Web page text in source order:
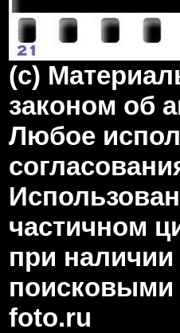
(c)
законом об
Любое
частичном
при
поисковыми
foto.ru